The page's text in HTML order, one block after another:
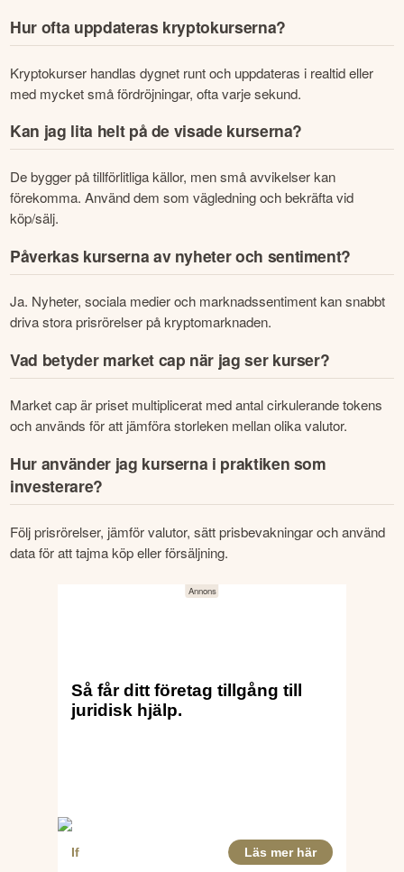
Hur ofta uppdateras kryptokurserna?
Kryptokurser handlas dygnet runt och uppdateras i realtid eller
med mycket små fördröjningar, ofta varje sekund.
Kan jag lita helt på de visade kurserna?
De bygger på tillförlitliga källor, men små avvikelser kan
förekomma. Använd dem som vägledning och bekräfta vid
köp/sälj.
Påverkas kurserna av nyheter och sentiment?
Ja. Nyheter, sociala medier och marknadssentiment kan snabbt
driva stora prisrörelser på kryptomarknaden.
Vad betyder market cap när jag ser kurser?
Market cap är priset multiplicerat med antal cirkulerande tokens
och används för att jämföra storleken mellan olika valutor.
Hur använder jag kurserna i praktiken som
investerare?
Följ prisrörelser, jämför valutor, sätt prisbevakningar och använd
data för att tajma köp eller försäljning.